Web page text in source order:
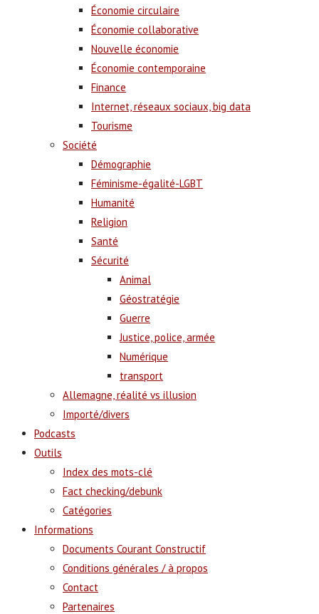
Économie circulaire
Économie collaborative
Nouvelle économie
Économie contemporaine
Finance
Internet, réseaux sociaux, big data
Tourisme
Société
Démographie
Féminisme-égalité-LGBT
Humanité
Religion
Santé
Sécurité
Animal
Géostratégie
Guerre
Justice, police, armée
Numérique
transport
Allemagne, réalité vs illusion
Importé/divers
Podcasts
Outils
Index des mots-clé
Fact checking/debunk
Catégories
Informations
Documents Courant Constructif
Conditions générales / à propos
Contact
Partenaires